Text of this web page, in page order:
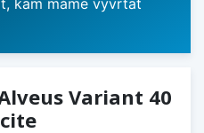
kam máme vyvrtat
Variant 40